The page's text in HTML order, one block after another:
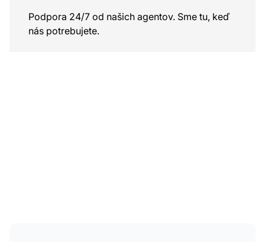
Podpora 24/7 od našich agentov. Sme tu, keď
nás potrebujete.